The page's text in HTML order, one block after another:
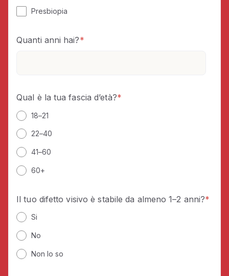
Presbiopia
Quanti anni hai?*
Qual è la tua fascia d’età?*
18–21
22–40
41–60
60+
Il tuo difetto visivo è stabile da almeno 1–2 anni?*
Si
No
Non lo so